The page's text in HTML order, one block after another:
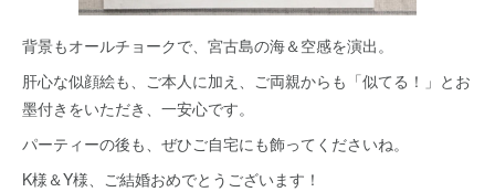
背景もオールチョークで、宮古島の海＆空感を演出。
肝心な似顔絵も、ご本人に加え、ご両親からも「似てる！」とお
墨付きをいただき、一安心です。
パーティーの後も、ぜひご自宅にも飾ってくださいね。
K様＆Y様、ご結婚おめでとうございます！